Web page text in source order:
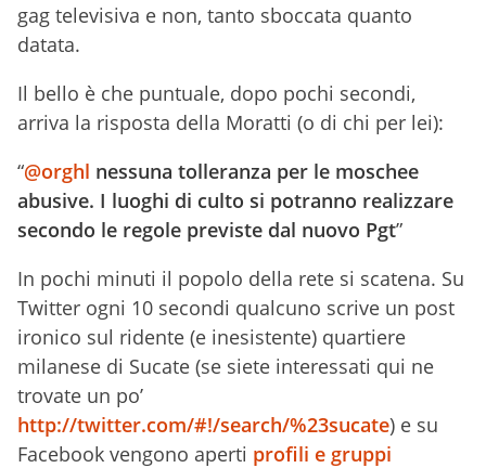
gag televisiva e non, tanto sboccata quanto
datata.
Il bello è che puntuale, dopo pochi secondi,
arriva la risposta della Moratti (o di chi per lei):
“@orghl nessuna tolleranza per le moschee
abusive. I luoghi di culto si potranno realizzare
secondo le regole previste dal nuovo Pgt”
In pochi minuti il popolo della rete si scatena. Su
Twitter ogni 10 secondi qualcuno scrive un post
ironico sul ridente (e inesistente) quartiere
milanese di Sucate (se siete interessati qui ne
trovate un po’
http://twitter.com/#!/search/%23sucate) e su
Facebook vengono aperti profili e gruppi